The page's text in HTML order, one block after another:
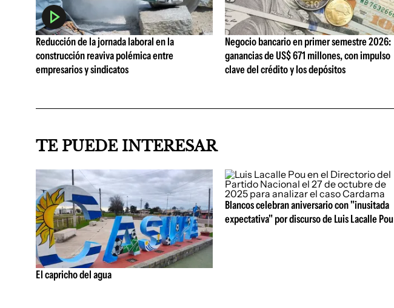
Reducción de la jornada laboral en la
construcción reaviva polémica entre
empresarios y sindicatos
Negocio bancario en primer semestre 2026:
ganancias de US$ 671 millones, con impulso
clave del crédito y los depósitos
TE PUEDE INTERESAR
El capricho del agua
Blancos celebran aniversario con "inusitada
expectativa" por discurso de Luis Lacalle Pou